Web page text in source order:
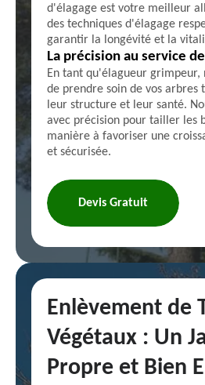
d'élagage est votre meilleur
des techniques d'élagage
garantir la longévité et la
La précision au service
En tant qu'élagueur grimpeur,
de prendre soin de vos arbres
leur structure et leur santé.
avec précision pour tailler les
manière à favoriser une
et sécurisée.
Devis Gratuit
Enlèvement de
Végétaux : Un
Propre et Bien